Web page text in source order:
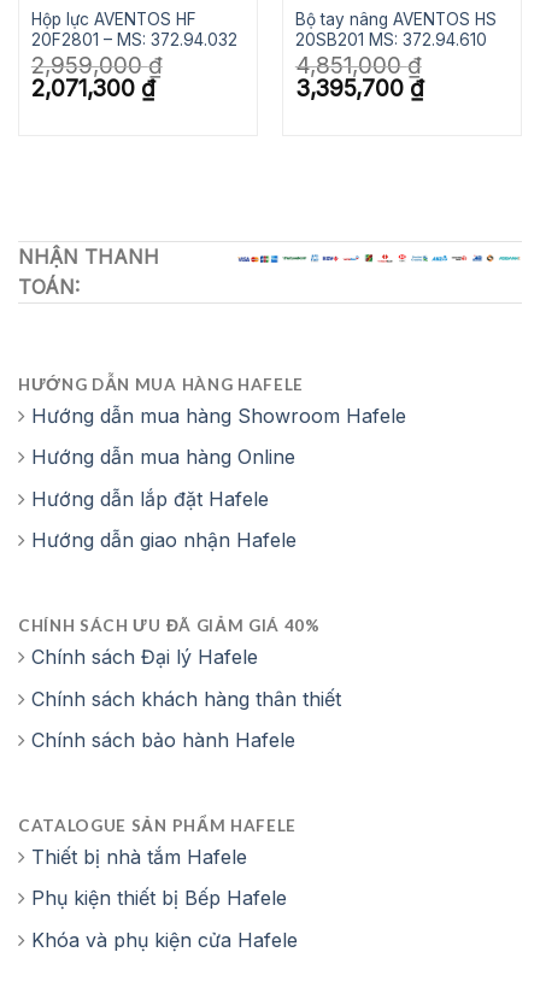
Hộp lực AVENTOS HF
20F2801 – MS: 372.94.032
2,959,000₫
Giá
gốc
2,071,300 ₫Giá
hiện
Bộ tay nâng AVENTOS HS
20SB201 MS: 372.94.610
4,851,000₫
Giá
gốc
3,395,700 ₫Giá
hiện
NHẬN THANH
TOÁN:
HƯỚNG DẪN MUA HÀNG HAFELE
Hướng dẫn mua hàng Showroom Hafele
Hướng dẫn mua hàng Online
Hướng dẫn lắp đặt Hafele
Hướng dẫn giao nhận Hafele
CHÍNH SÁCH ƯU ĐÃ GIẢM GIÁ 40%
Chính sách Đại lý Hafele
Chính sách khách hàng thân thiết
Chính sách bảo hành Hafele
CATALOGUE SẢN PHẨM HAFELE
Thiết bị nhà tắm Hafele
Phụ kiện thiết bị Bếp Hafele
Khóa và phụ kiện cửa Hafele